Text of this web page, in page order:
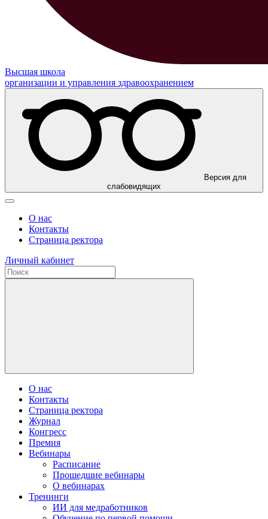
Высшая школа
организации и управления здравоохранением
Версия для
слабовидящих
О нас
Контакты
Страница ректора
Личный кабинет
О нас
Контакты
Страница ректора
Журнал
Конгресс
Премия
Вебинары
Расписание
Прошедшие вебинары
О вебинарах
Тренинги
ИИ для медработников